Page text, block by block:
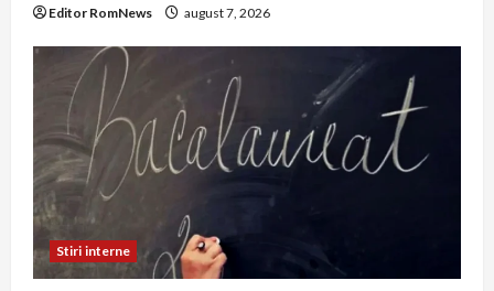
Editor RomNews august 7, 2026
Stiri interne